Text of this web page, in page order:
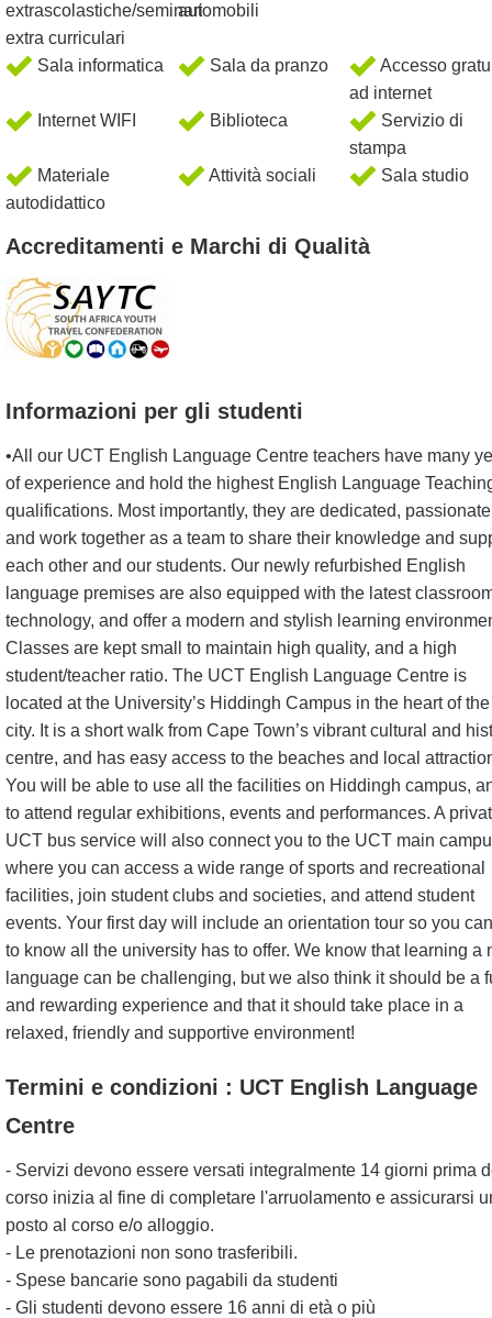
extrascolastiche/seminari
extra curriculari
automobili
Sala informatica Sala da pranzo
Accesso
ad internet
Internet WIFI
Biblioteca
Servizio di
stampa
Materiale
autodidattico
Attività sociali Sala studio
Accreditamenti e Marchi di Qualità
Informazioni per gli studenti
•All our UCT English Language Centre teachers have many
of experience and hold the highest English Language
qualifications. Most importantly, they are dedicated,
and work together as a team to share their knowledge and
each other and our students. Our newly refurbished English
language premises are also equipped with the latest
technology, and offer a modern and stylish learning
Classes are kept small to maintain high quality, and a high
student/teacher ratio. The UCT English Language Centre is
located at the University’s Hiddingh Campus in the heart of the
city. It is a short walk from Cape Town’s vibrant cultural and
centre, and has easy access to the beaches and local
You will be able to use all the facilities on Hiddingh campus,
to attend regular exhibitions, events and performances. A
UCT bus service will also connect you to the UCT main
where you can access a wide range of sports and recreational
facilities, join student clubs and societies, and attend student
events. Your first day will include an orientation tour so you
to know all the university has to offer. We know that learning a
language can be challenging, but we also think it should be a
and rewarding experience and that it should take place in a
relaxed, friendly and supportive environment!
Termini e condizioni : UCT English Language
Centre
- Servizi devono essere versati integralmente 14 giorni prima
corso inizia al fine di completare l'arruolamento e assicurarsi
posto al corso e/o alloggio.
- Le prenotazioni non sono trasferibili.
- Spese bancarie sono pagabili da studenti
- Gli studenti devono essere 16 anni di età o più